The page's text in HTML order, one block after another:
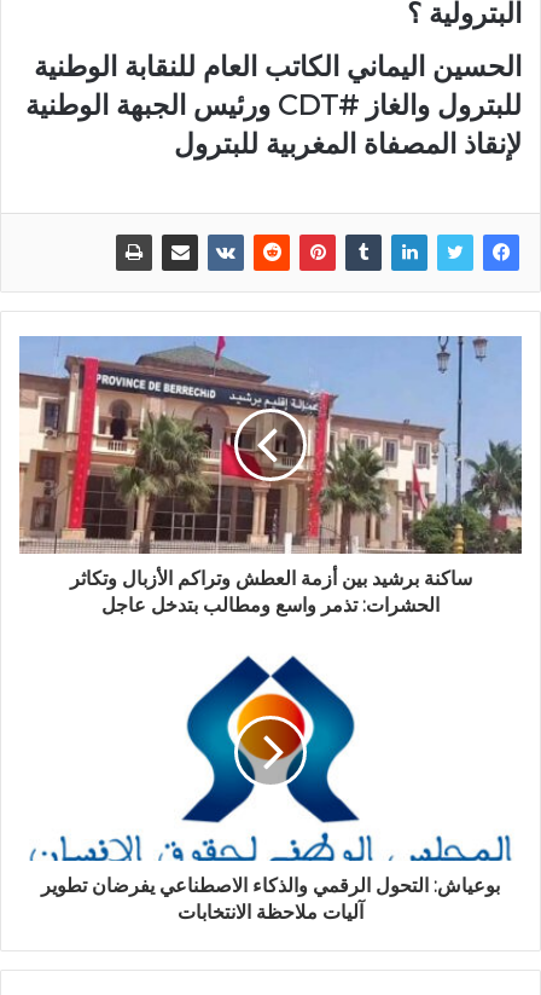
البترولية ؟
الحسين اليماني الكاتب العام للنقابة الوطنية
للبترول والغاز #CDT ورئيس الجبهة الوطنية
لإنقاذ المصفاة المغربية للبترول
ساكنة برشيد بين أزمة العطش وتراكم الأزبال وتكاثر
الحشرات: تذمر واسع ومطالب بتدخل عاجل
بوعياش: التحول الرقمي والذكاء الاصطناعي يفرضان تطوير
آليات ملاحظة الانتخابات